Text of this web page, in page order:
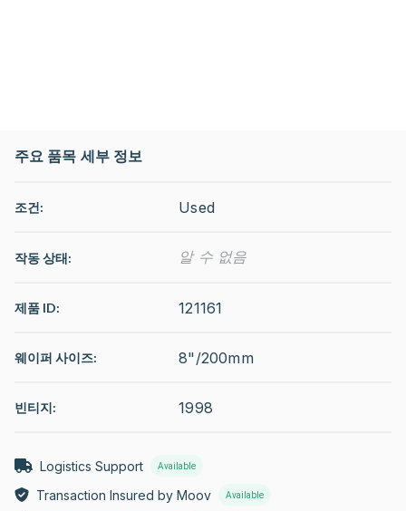
주요 품목 세부 정보
조건: Used
작동 상태: 알 수 없음
제품 ID: 121161
웨이퍼 사이즈: 8"/200mm
빈티지: 1998
Logistics Support Available
Transaction Insured by Moov Available